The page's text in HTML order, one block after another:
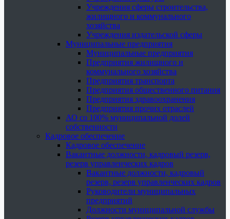
Учреждения сферы строительства,
жилищного и коммунального
хозяйства
Учреждения издательской сферы
Муниципальные предприятия
Муниципальные предприятия
Предприятия жилищного и
коммунального хозяйства
Предприятия транспорта
Предприятия общественного питания
Предприятия здравоохранения
Предприятия прочих отраслей
АО со 100% муниципальной долей
собственности
Кадровое обеспечение
Кадровое обеспечение
Вакантные должности, кадровый резерв,
резерв управленческих кадров
Вакантные должности, кадровый
резерв, резерв управленческих кадров
Руководители муниципальных
предприятий
Должности муниципальной службы